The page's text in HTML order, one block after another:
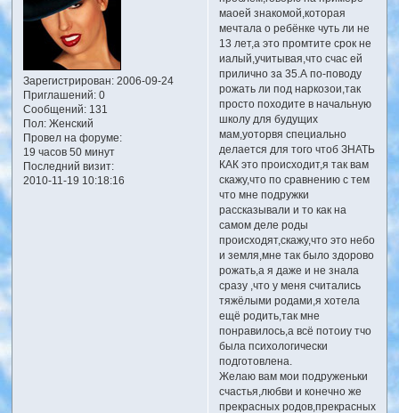
Зарегистрирован: 2006-09-24
Приглашений:0
Сообщений:131
Пол:Женский
Провел на форуме:
19 часов 50 минут
Последний визит:
2010-11-19 10:18:16
маоей знакомой,которая
мечтала о ребёнке чуть ли не
13 лет,а это промтите срок не
иалый,учитывая,что счас ей
прилично за 35.А по-поводу
рожать ли под наркозои,так
просто походите в начальную
школу для будущих
мам,уоторвя специально
делается для того чтоб ЗНАТЬ
КАК это происходит,я так вам
скажу,что по сравнению с тем
что мне подружки
рассказывали и то как на
самом деле роды
происходят,скажу,что это небо
и земля,мне так было здорово
рожать,а я даже и не знала
сразу ,что у меня считались
тяжёлыми родами,я хотела
ещё родить,так мне
понравилось,а всё потоиу тчо
была психологически
подготовлена.
Желаю вам мои подруженьки
счастья,любви и конечно же
прекрасных родов,прекрасных